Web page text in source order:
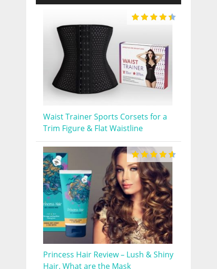
Waist Trainer Sports Corsets for a
Trim Figure & Flat Waistline
Princess Hair Review – Lush & Shiny
Hair. What are the Mask